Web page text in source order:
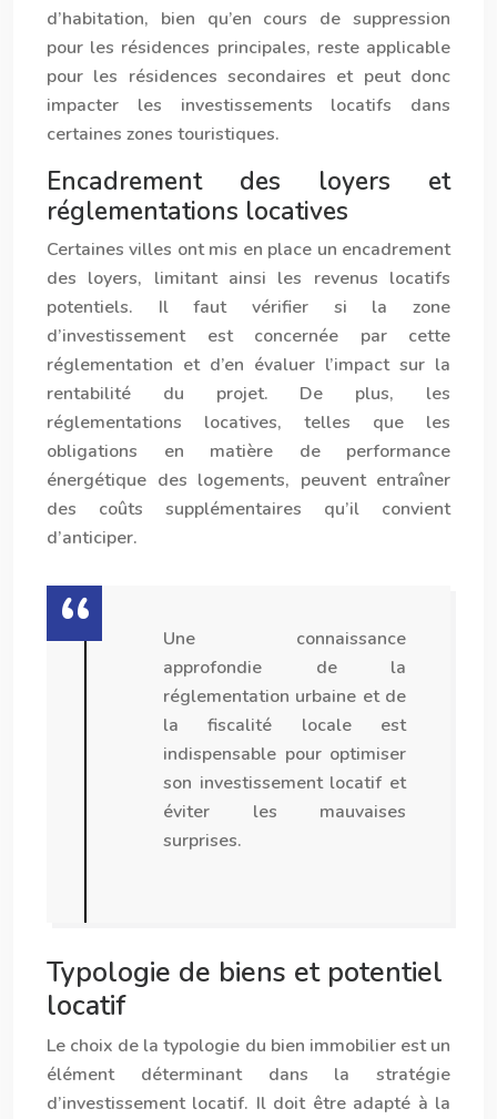
d’habitation, bien qu’en cours de suppression
pour les résidences principales, reste applicable
pour les résidences secondaires et peut donc
impacter les investissements locatifs dans
certaines zones touristiques.
Encadrement des loyers et
réglementations locatives
Certaines villes ont mis en place un encadrement
des loyers, limitant ainsi les revenus locatifs
potentiels. Il faut vérifier si la zone
d’investissement est concernée par cette
réglementation et d’en évaluer l’impact sur la
rentabilité du projet. De plus, les
réglementations locatives, telles que les
obligations en matière de performance
énergétique des logements, peuvent entraîner
des coûts supplémentaires qu’il convient
d’anticiper.
Une connaissance
approfondie de la
réglementation urbaine et de
la fiscalité locale est
indispensable pour optimiser
son investissement locatif et
éviter les mauvaises
surprises.
Typologie de biens et potentiel
locatif
Le choix de la typologie du bien immobilier est un
élément déterminant dans la stratégie
d’investissement locatif. Il doit être adapté à la